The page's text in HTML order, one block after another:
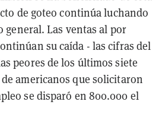
de goteo continúa luchando
general. Las ventas al por
su caída - las cifras del
peores de los últimos siete
americanos que solicitaron
se disparó en 800.000 el